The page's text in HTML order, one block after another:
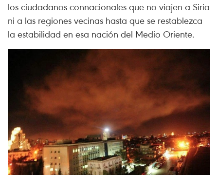
los ciudadanos connacionales que no viajen a Siria
ni a las regiones vecinas hasta que se restablezca
la estabilidad en esa nación del Medio Oriente.